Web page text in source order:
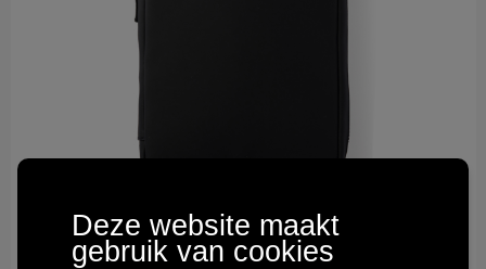
Technologie & gadgets
Themageschenken
Deze website maakt
gebruik van cookies